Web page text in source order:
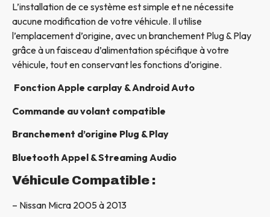
L’installation de ce système est simple et ne nécessite
aucune modification de votre véhicule. Il utilise
l’emplacement d’origine, avec un branchement Plug & Play
grâce à un faisceau d’alimentation spécifique à votre
véhicule, tout en conservant les fonctions d’origine.
Fonction Apple carplay & Android Auto
Commande au volant compatible
Branchement d’origine Plug & Play
Bluetooth Appel & Streaming Audio
Véhicule Compatible :
– Nissan Micra 2005 à 2013